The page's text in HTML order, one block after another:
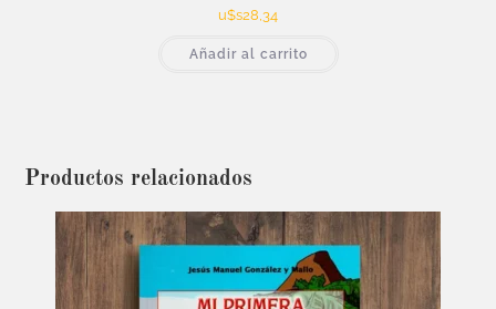
u$s28,34
Añadir al carrito
Productos relacionados